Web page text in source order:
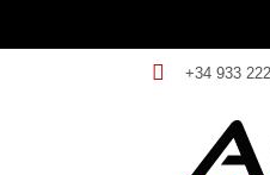
+34 933